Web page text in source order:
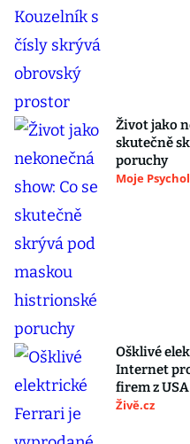
Život jako
skutečně
poruchy
Moje
Ošklivé
Internet
firem z
Živě.cz